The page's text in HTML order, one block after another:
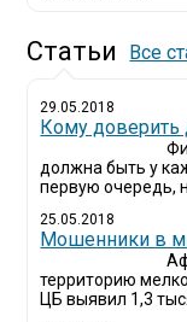
Статьи Все
29.05.2018
Кому доверить
должна быть у
первую очередь,
25.05.2018
Мошенники в
территорию
ЦБ выявил 1,3